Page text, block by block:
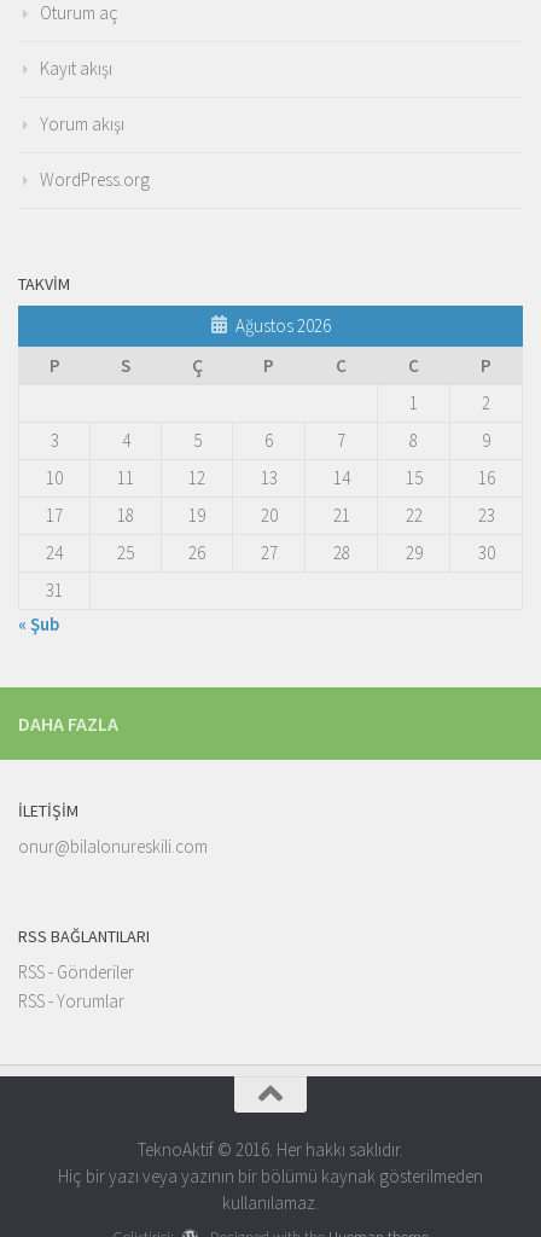
Oturum aç
Kayıt akışı
Yorum akışı
WordPress.org
TAKVIM
Ağustos 2026
P
S Ç P C C
P
1
2
3
4 5 6 7 8
9
10
11 12 13 14 15
16
17
18 19 20 21 22
23
24
25 26 27 28 29
30
31
« Şub
DAHA FAZLA
İLETIŞIM
onur@bilalonureskili.com
RSS BAĞLANTILARI
RSS - Gönderiler
RSS - Yorumlar
TeknoAktif © 2016. Her hakkı saklıdır.
Hiç bir yazı veya yazının bir bölümü kaynak gösterilmeden
kullanılamaz.